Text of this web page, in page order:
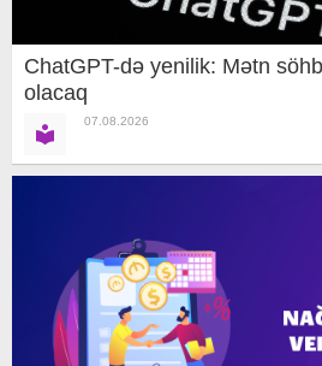
ChatGPT-də yenilik: Mətn
olacaq
07.08.2026